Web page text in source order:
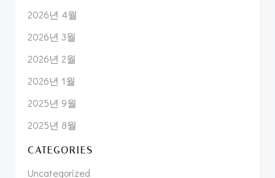
2026년 4월
2026년 3월
2026년 2월
2026년 1월
2025년 9월
2025년 8월
CATEGORIES
Uncategorized